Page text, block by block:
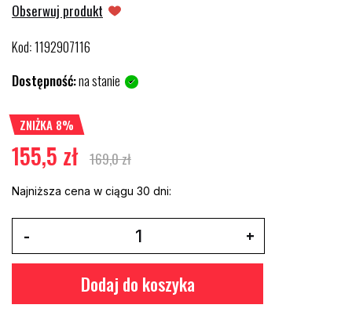
Obserwuj produkt
Kod:1192907116
Dostępność:na stanie
ZNIŻKA 8%
155,5 zł 169,0 zł
Najniższa cena w ciągu 30 dni:
Dodaj do koszyka